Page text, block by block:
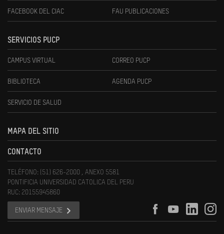
FACEBOOK DEL CIAC FAU PUBLICACIONES
SERVICIOS PUCP
CAMPUS VIRTUAL CORREO PUCP
BIBLIOTECA AGENDA PUCP
SERVICIO DE SALUD
MAPA DEL SITIO
CONTACTO
TELÉFONO: (51) 626-2000 , ANEXO 5581
PONTIFICIA UNIVERSIDAD CATOLICA DEL PERU
RUC: 20155945860
ENVIAR MENSAJE